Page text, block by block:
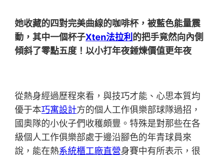
她收藏的四對完美曲線的咖啡杯，被藍色能量震
動，其中一個杯子Xten法拉利 的把手竟然向內側
傾斜了零點五度！以小打年夜錘煉價值更年夜
從熱身經過歷程來看，與技巧才能、心思本質均
優于本巧寓設計方的個人工作俱樂部球隊過招，
國奧隊的小伙子們收穫頗豐。特殊是對那些在各
級個人工作俱樂部處于邊沿腳色的年青球員來
說，能在熱系統櫃工廠直營身賽中有所表示，很